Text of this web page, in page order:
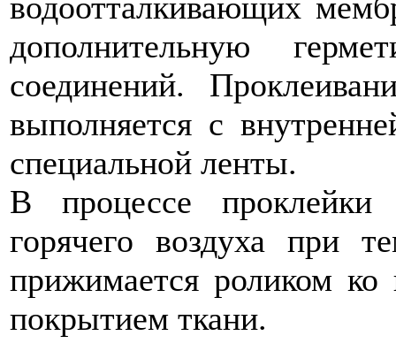
дополнительную
соединений.
выполняется с
специальной ленты.
В процессе проклейки
горячего воздуха при
прижимается роликом
покрытием ткани.